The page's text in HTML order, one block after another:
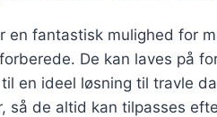
en fantastisk mulighed for
De kan laves på
en ideel løsning til travle
så de altid kan tilpasses